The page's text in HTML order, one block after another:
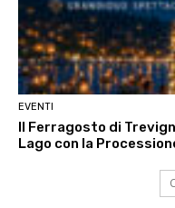
EVENTI
Il Ferragosto di
Lago con la